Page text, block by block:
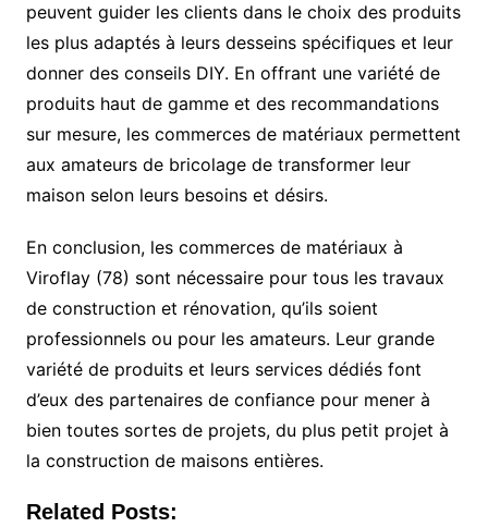
peuvent guider les clients dans le choix des produits
les plus adaptés à leurs desseins spécifiques et leur
donner des conseils DIY. En offrant une variété de
produits haut de gamme et des recommandations
sur mesure, les commerces de matériaux permettent
aux amateurs de bricolage de transformer leur
maison selon leurs besoins et désirs.
En conclusion, les commerces de matériaux à
Viroflay (78) sont nécessaire pour tous les travaux
de construction et rénovation, qu’ils soient
professionnels ou pour les amateurs. Leur grande
variété de produits et leurs services dédiés font
d’eux des partenaires de confiance pour mener à
bien toutes sortes de projets, du plus petit projet à
la construction de maisons entières.
Related Posts: